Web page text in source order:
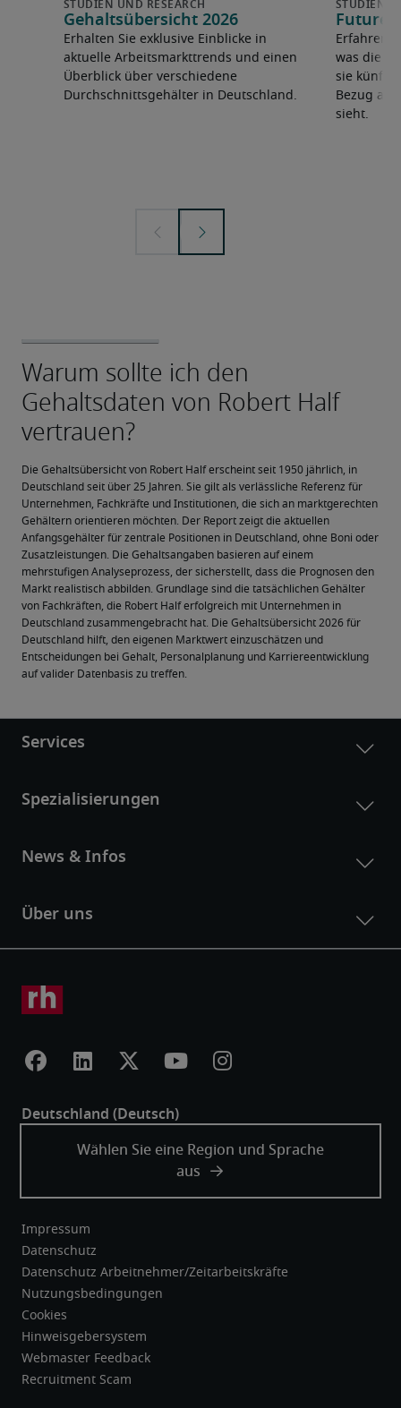
Gehaltsübersicht 2026
Erhalten Sie exklusive Einblicke in
aktuelle Arbeitsmarkttrends und einen
Überblick über verschiedene
Durchschnittsgehälter in Deutschland.
Future
Erfahren
was die
sie
Bezug
sieht.
Die Gehaltsübersicht von Robert Half erscheint seit 1950 jährlich, in
Deutschland seit über 25 Jahren. Sie gilt als verlässliche Referenz für
Unternehmen, Fachkräfte und Institutionen, die sich an marktgerechten
Gehältern orientieren möchten. Der Report zeigt die aktuellen
Anfangsgehälter für zentrale Positionen in Deutschland, ohne Boni oder
Zusatzleistungen. Die Gehaltsangaben basieren auf einem
mehrstufigen Analyseprozess, der sicherstellt, dass die Prognosen den
Markt realistisch abbilden. Grundlage sind die tatsächlichen Gehälter
von Fachkräften, die Robert Half erfolgreich mit Unternehmen in
Deutschland zusammengebracht hat. Die Gehaltsübersicht 2026 für
Deutschland hilft, den eigenen Marktwert einzuschätzen und
Entscheidungen bei Gehalt, Personalplanung und Karriereentwicklung
auf valider Datenbasis zu treffen.
Impressum
Datenschutz
Datenschutz Arbeitnehmer/Zeitarbeitskräfte
Nutzungsbedingungen
Cookies
Hinweisgebersystem
Webmaster Feedback
Recruitment Scam